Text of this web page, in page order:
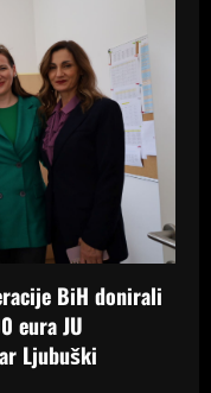
BiH donirali
eura JU
Ljubuški